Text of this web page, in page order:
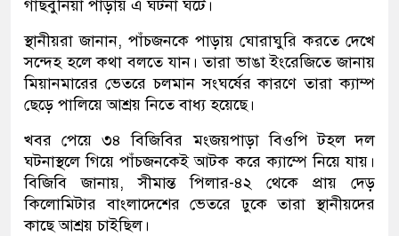
গাছবুনিয়া পাড়ায় এ ঘটনা ঘটে।
স্থানীয়রা জানান, পাঁচজনকে পাড়ায় ঘোরাঘুরি করতে দেখে
সন্দেহ হলে কথা বলতে যান। তারা ভাঙা ইংরেজিতে জানায়
মিয়ানমারের ভেতরে চলমান সংঘর্ষের কারণে তারা ক্যাম্প
ছেড়ে পালিয়ে আশ্রয় নিতে বাধ্য হয়েছে।
খবর পেয়ে ৩৪ বিজিবির মংজয়পাড়া বিওপি টহল দল
ঘটনাস্থলে গিয়ে পাঁচজনকেই আটক করে ক্যাম্পে নিয়ে যায়।
বিজিবি জানায়, সীমান্ত পিলার-৪২ থেকে প্রায় দেড়
কিলোমিটার বাংলাদেশের ভেতরে ঢুকে তারা স্থানীয়দের
কাছে আশ্রয় চাইছিল।